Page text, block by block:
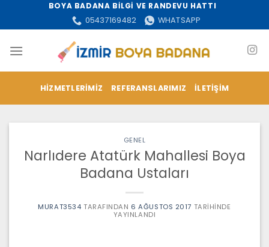
BOYA BADANA BİLGİ VE RANDEVU HATTI
05437169482
WHATSAPP
HIZMETLERIMIZ REFERANSLARIMIZ İLETIŞIM
GENEL
Narlıdere Atatürk Mahallesi Boya
Badana Ustaları
MURAT3534 TARAFINDAN 6 AĞUSTOS 2017 TARIHINDE
YAYINLANDI